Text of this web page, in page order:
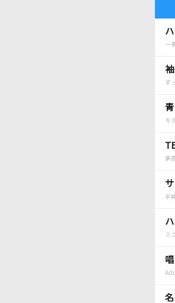
一
ず
キ
茅
半
ミ
唱